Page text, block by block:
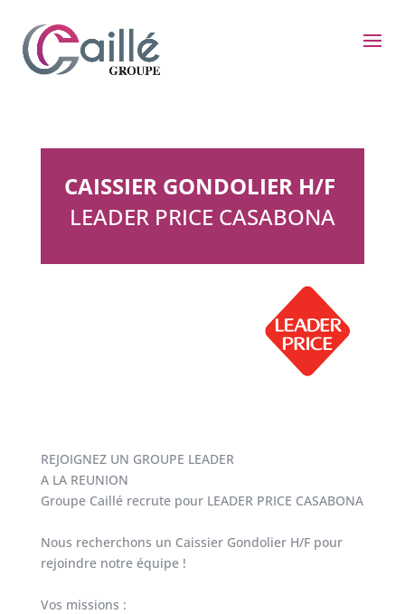
CAISSIER GONDOLIER H/F
LEADER PRICE CASABONA
REJOIGNEZ UN GROUPE LEADER
A LA REUNION
Groupe Caillé recrute pour LEADER PRICE CASABONA
Nous recherchons un Caissier Gondolier H/F pour
rejoindre notre équipe !
Vos missions :